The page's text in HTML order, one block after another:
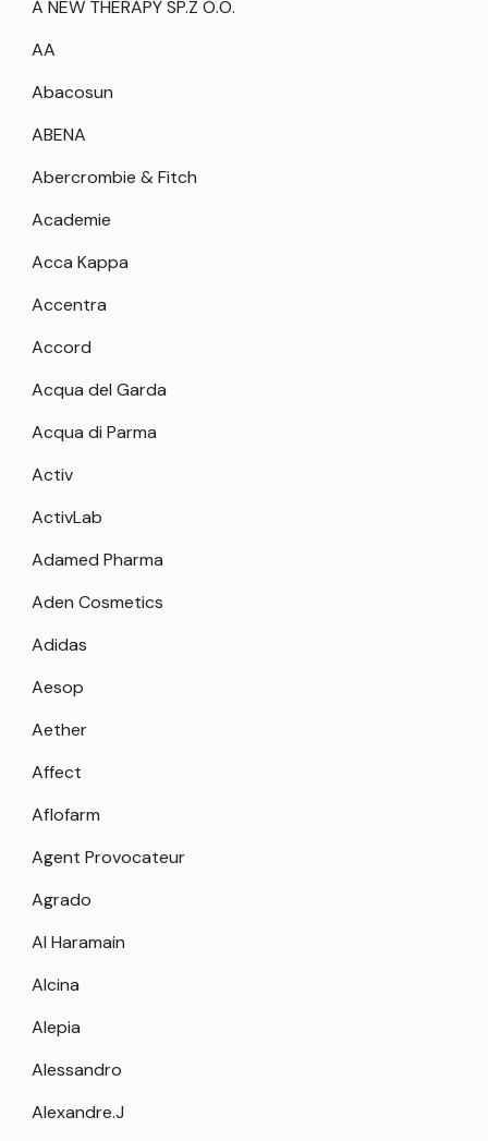
A NEW THERAPY SP.Z O.O.
AA
Abacosun
ABENA
Abercrombie & Fitch
Academie
Acca Kappa
Accentra
Accord
Acqua del Garda
Acqua di Parma
Activ
ActivLab
Adamed Pharma
Aden Cosmetics
Adidas
Aesop
Aether
Affect
Aflofarm
Agent Provocateur
Agrado
Al Haramain
Alcina
Alepia
Alessandro
Alexandre.J